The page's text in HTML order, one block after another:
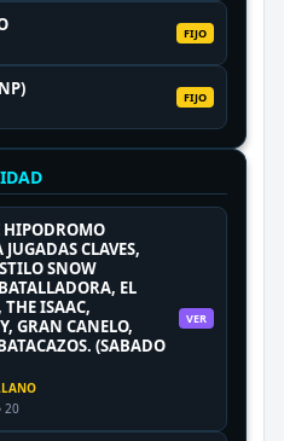
FIJO
FIJO
HIPODROMO
CLAVES,
SNOW
EL
ISAAC,
GRAN CANELO,
(SABADO
VER